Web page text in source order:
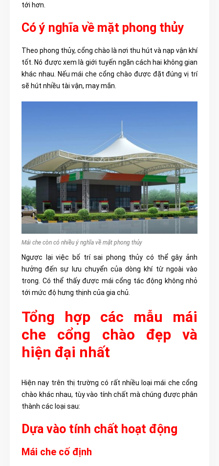
tới hơn.
Có ý nghĩa về mặt phong thủy
Theo phong thủy, cổng chào là nơi thu hút và nạp vận khí
tốt. Nó được xem là giới tuyến ngăn cách hai không gian
khác nhau. Nếu mái che cổng chào được đặt đúng vị trí
sẽ hút nhiều tài vận, may mắn.
Mái che còn có nhiều ý nghĩa về mặt phong thủy
Ngược lại việc bố trí sai phong thủy có thể gây ảnh
hưởng đến sự lưu chuyển của dòng khí từ ngoài vào
trong. Có thể thấy được mái cổng tác động không nhỏ
tới mức độ hưng thịnh của gia chủ.
Tổng hợp các mẫu mái
che cổng chào đẹp và
hiện đại nhất
Hiện nay trên thị trường có rất nhiều loại mái che cổng
chào khác nhau, tùy vào tính chất mà chúng được phân
thành các loại sau:
Dựa vào tính chất hoạt động
Mái che cố định